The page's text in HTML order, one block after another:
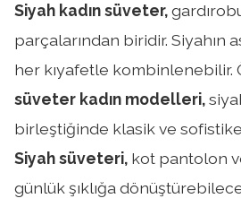
Siyah kadın süveter,
parçalarından biridir. Siyahın
her kıyafetle kombinlenebilir.
süveter kadın modelleri,
birleştiğinde klasik ve
Siyah süveteri, kot pantolon
günlük şıklığa